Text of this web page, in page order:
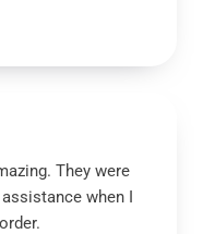
They were
when I